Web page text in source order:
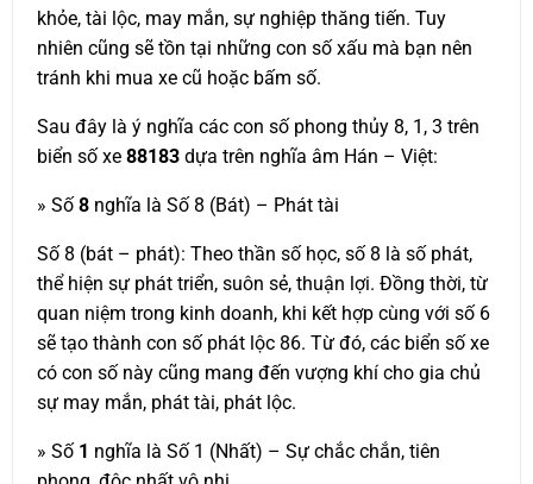
khỏe, tài lộc, may mắn, sự nghiệp thăng tiến. Tuy
nhiên cũng sẽ tồn tại những con số xấu mà bạn nên
tránh khi mua xe cũ hoặc bấm số.
Sau đây là ý nghĩa các con số phong thủy 8, 1, 3 trên
biển số xe 88183 dựa trên nghĩa âm Hán – Việt:
» Số8 nghĩa là Số 8 (Bát) – Phát tài
Số 8 (bát – phát): Theo thần số học, số 8 là số phát,
thể hiện sự phát triển, suôn sẻ, thuận lợi. Đồng thời, từ
quan niệm trong kinh doanh, khi kết hợp cùng với số 6
sẽ tạo thành con số phát lộc 86. Từ đó, các biển số xe
có con số này cũng mang đến vượng khí cho gia chủ
sự may mắn, phát tài, phát lộc.
» Số 1 nghĩa là Số 1 (Nhất) – Sự chắc chắn, tiên